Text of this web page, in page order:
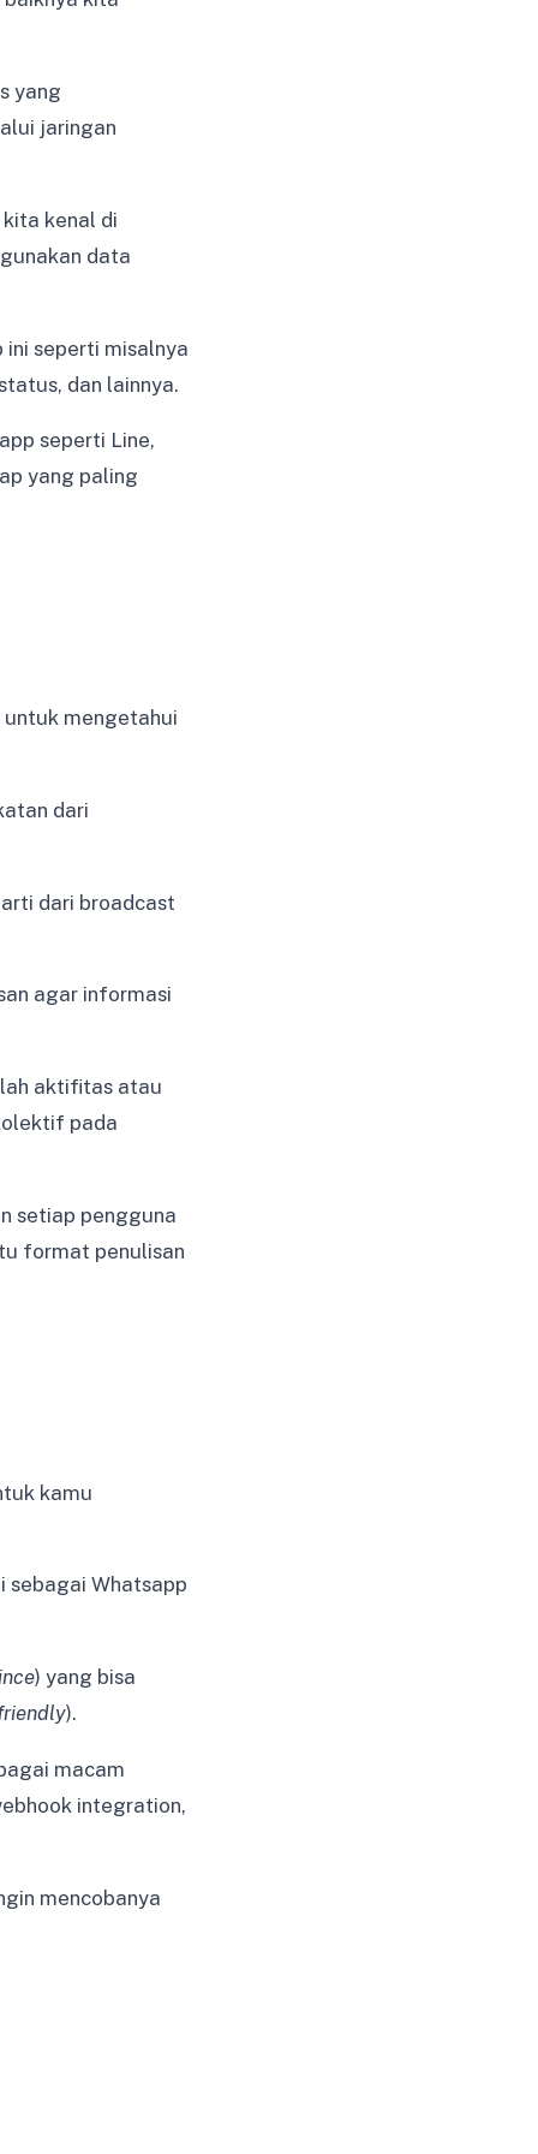
yang
jaringan
kenal di
data
seperti misalnya
dan lainnya.
seperti Line,
yang paling
mengetahui
dari
dari broadcast
agar informasi
aktifitas atau
pada
setiap pengguna
format penulisan
kamu
sebagai Whatsapp
) yang bisa
).
macam
integration,
mencobanya